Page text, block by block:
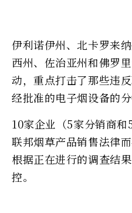
伊利诺伊州、北卡罗来
西州、佐治亚州和佛罗
动，重点打击了那些违
经批准的电子烟设备的分
10家企业（5家分销商
联邦烟草产品销售法律
根据正在进行的调查结
控。